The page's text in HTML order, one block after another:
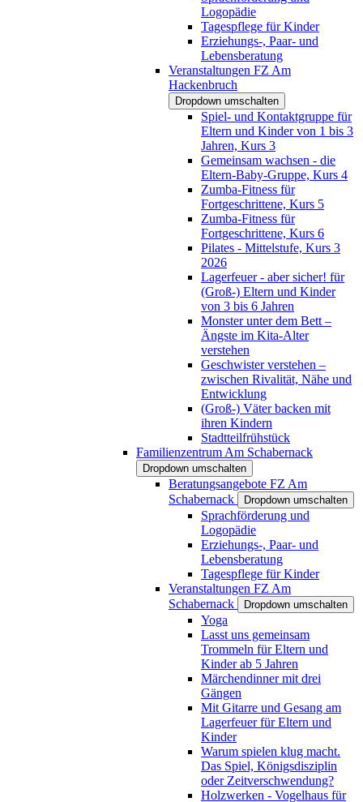
Logopädie
Tagespflege für Kinder
Erziehungs-, Paar- und
Lebensberatung
Veranstaltungen FZ Am
Hackenbruch
Dropdown umschalten
Spiel- und Kontaktgruppe für
Eltern und Kinder von 1 bis 3
Jahren, Kurs 3
Gemeinsam wachsen - die
Eltern-Baby-Gruppe, Kurs 4
Zumba-Fitness für
Fortgeschrittene, Kurs 5
Zumba-Fitness für
Fortgeschrittene, Kurs 6
Pilates - Mittelstufe, Kurs 3
2026
Lagerfeuer - aber sicher! für
(Groß-) Eltern und Kinder
von 3 bis 6 Jahren
Monster unter dem Bett –
Ängste im Kita-Alter
verstehen
Geschwister verstehen –
zwischen Rivalität, Nähe und
Entwicklung
(Groß-) Väter backen mit
ihren Kindern
Stadtteilfrühstück
Familienzentrum Am Schabernack
Dropdown umschalten
Beratungsangebote FZ Am
Schabernack
Dropdown umschalten
Sprachförderung und
Logopädie
Erziehungs-, Paar- und
Lebensberatung
Tagespflege für Kinder
Veranstaltungen FZ Am
Schabernack
Dropdown umschalten
Yoga
Lasst uns gemeinsam
Trommeln für Eltern und
Kinder ab 5 Jahren
Märchendinner mit drei
Gängen
Mit Gitarre und Gesang am
Lagerfeuer für Eltern und
Kinder
Warum spielen klug macht.
Das Spiel, Königsdisziplin
oder Zeitverschwendung?
Holzwerken - Vogelhaus für